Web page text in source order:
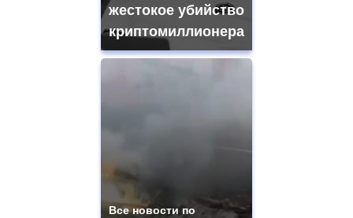
жестокое убийство
криптомиллионера
Все новости по